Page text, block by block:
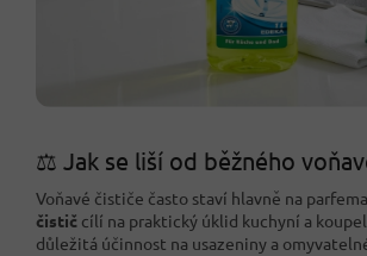
⚖️ Jak se liší od běžného
Voňavé čističe často staví hlavně na
čistič cílí na praktický úklid kuchyní a
důležitá účinnost na usazeniny a